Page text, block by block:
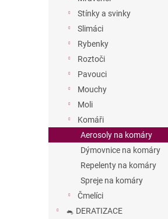
Stínky a svinky
Slimáci
Rybenky
Roztoči
Pavouci
Mouchy
Moli
Komáři
Aerosoly na komáry
Dýmovnice na komáry
Repelenty na komáry
Spreje na komáry
Čmelíci
🐁 DERATIZACE